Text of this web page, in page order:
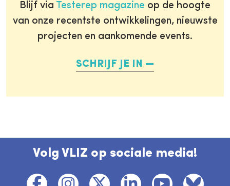
Blijf via Testerep magazine op de hoogte
van onze recentste ontwikkelingen, nieuwste
projecten en aankomende events.
SCHRIJF JE IN
Volg VLIZ op sociale media!